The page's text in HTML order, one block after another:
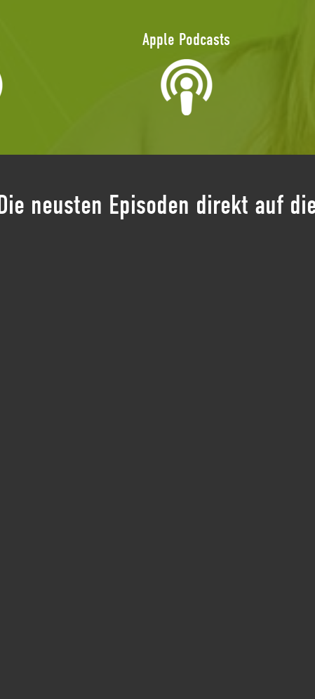
Apple Podcasts
Die neusten Episoden direkt auf